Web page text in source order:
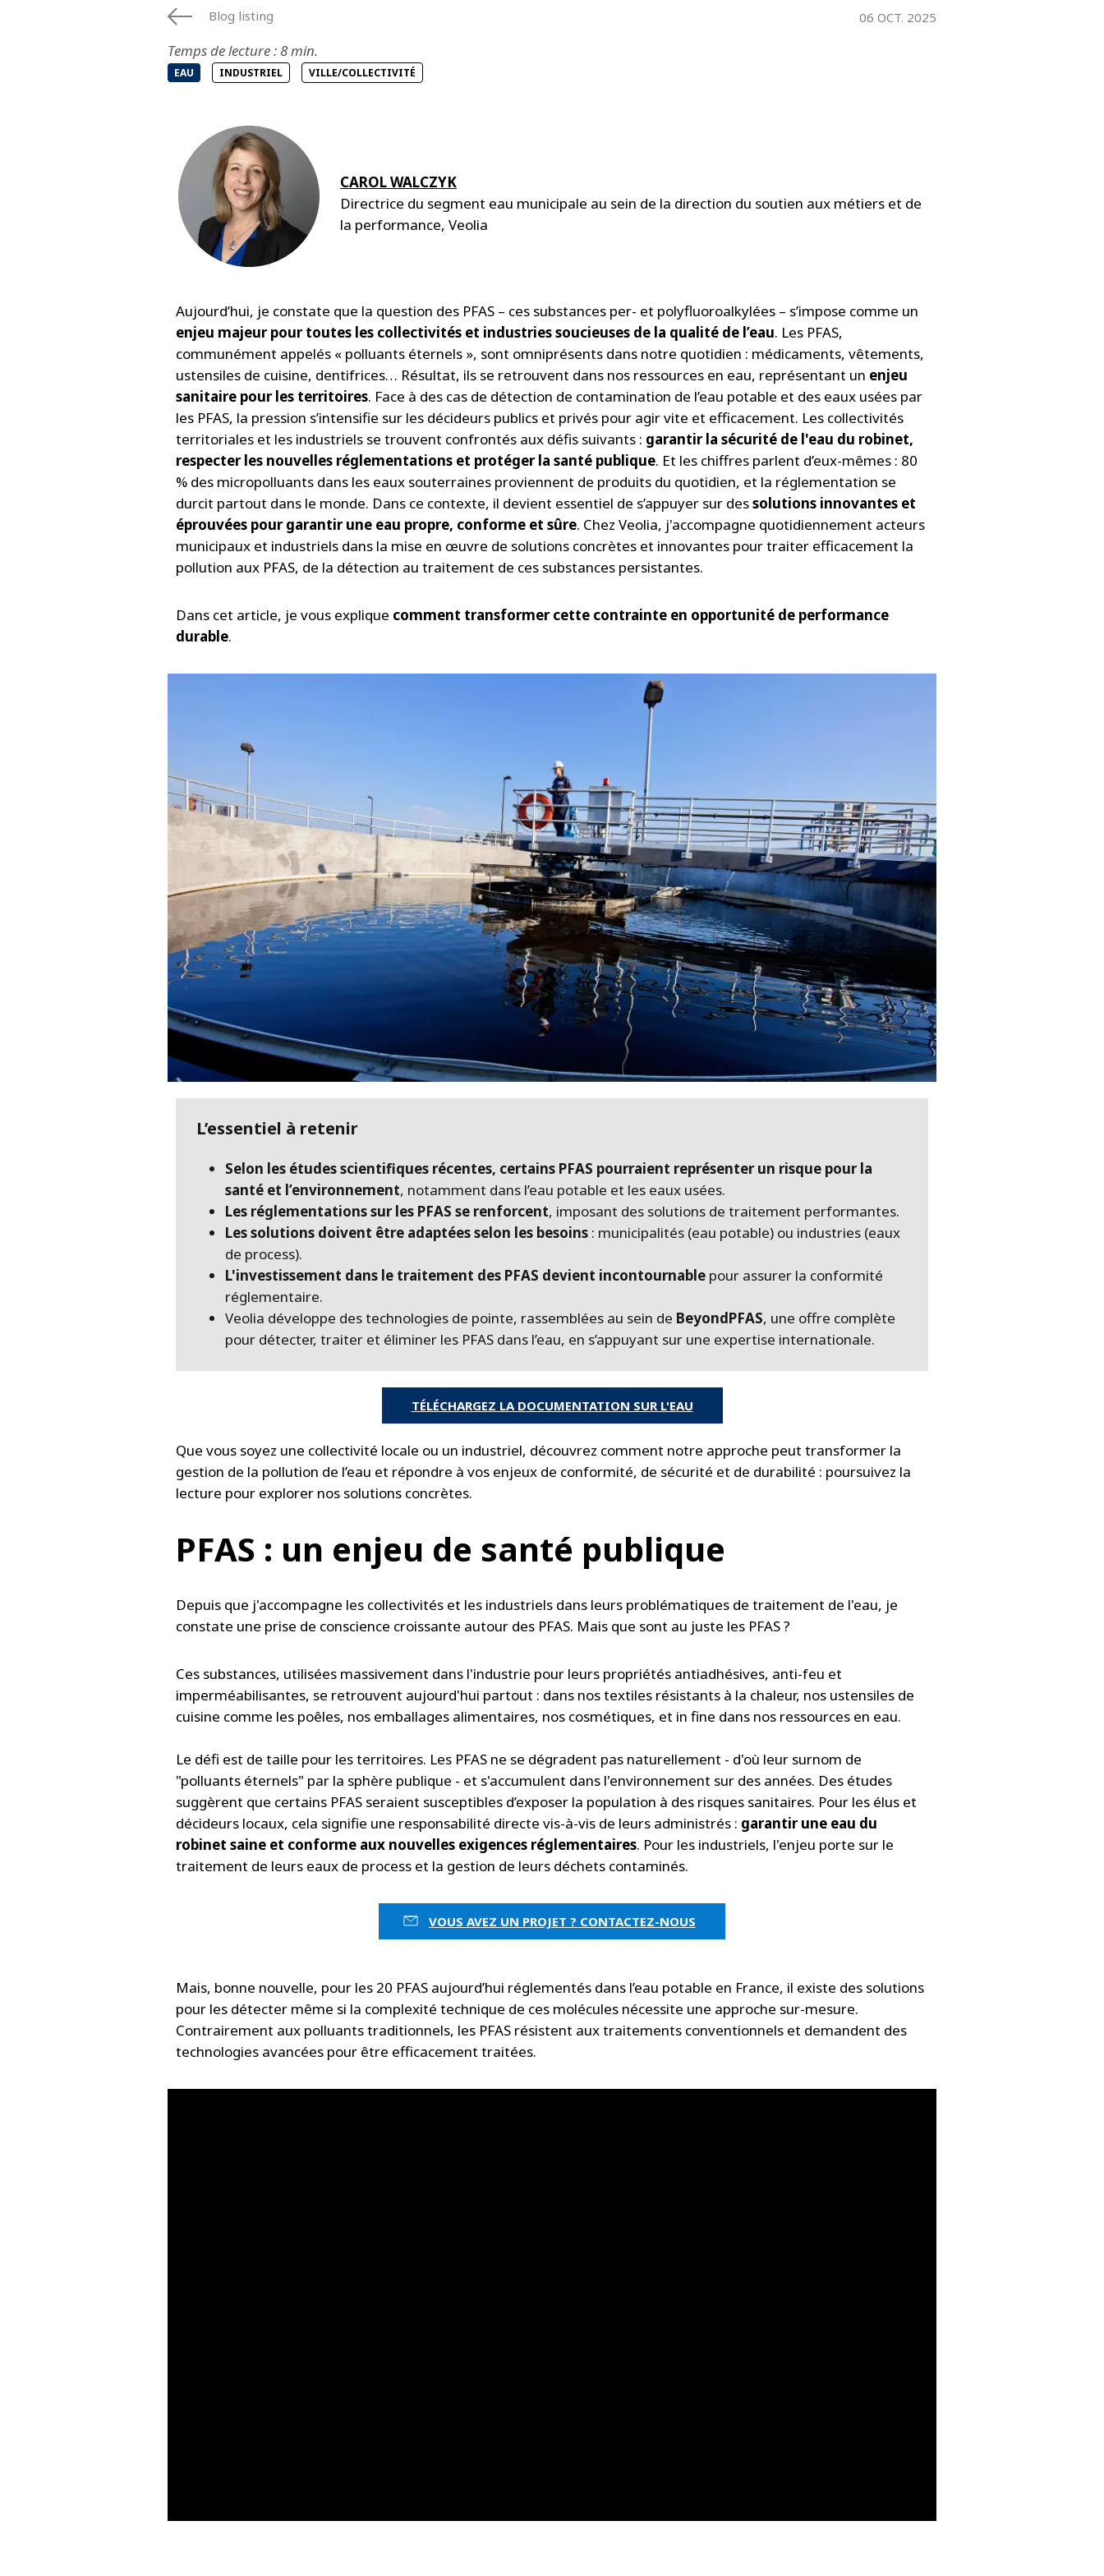
Blog listing 06 OCT. 2025
Temps de lecture : 8 min.
EAU INDUSTRIEL VILLE/COLLECTIVITÉ
CAROL WALCZYK
Directrice du segment eau municipale au sein de la direction du soutien aux métiers et de
la performance, Veolia
Aujourd’hui, je constate que la question des PFAS – ces substances per- et polyfluoroalkylées – s’impose comme un
enjeu majeur pour toutes les collectivités et industries soucieuses de la qualité de l’eau. Les PFAS,
communément appelés « polluants éternels », sont omniprésents dans notre quotidien : médicaments, vêtements,
ustensiles de cuisine, dentifrices… Résultat, ils se retrouvent dans nos ressources en eau, représentant un enjeu
sanitaire pour les territoires. Face à des cas de détection de contamination de l’eau potable et des eaux usées par
les PFAS, la pression s’intensifie sur les décideurs publics et privés pour agir vite et efficacement. Les collectivités
territoriales et les industriels se trouvent confrontés aux défis suivants : garantir la sécurité de l'eau du robinet,
respecter les nouvelles réglementations et protéger la santé publique. Et les chiffres parlent d’eux-mêmes : 80
% des micropolluants dans les eaux souterraines proviennent de produits du quotidien, et la réglementation se
durcit partout dans le monde. Dans ce contexte, il devient essentiel de s’appuyer sur dessolutions innovantes et
éprouvées pour garantir une eau propre, conforme et sûre. Chez Veolia, j'accompagne quotidiennement acteurs
municipaux et industriels dans la mise en œuvre de solutions concrètes et innovantes pour traiter efficacement la
pollution aux PFAS, de la détection au traitement de ces substances persistantes.
Dans cet article, je vous explique comment transformer cette contrainte en opportunité de performance
durable.
L’essentiel à retenir
Selon les études scientifiques récentes, certains PFAS pourraient représenter un risque pour la
santé et l’environnement, notamment dans l’eau potable et les eaux usées.
Les réglementations sur les PFAS se renforcent, imposant des solutions de traitement performantes.
Les solutions doivent être adaptées selon les besoins : municipalités (eau potable) ou industries (eaux
de process).
L'investissement dans le traitement des PFAS devient incontournable pour assurer la conformité
réglementaire.
Veolia développe des technologies de pointe, rassemblées au sein de BeyondPFAS, une offre complète
pour détecter, traiter et éliminer les PFAS dans l’eau, en s’appuyant sur une expertise internationale.
TÉLÉCHARGEZ LA DOCUMENTATION SUR L'EAU
Que vous soyez une collectivité locale ou un industriel, découvrez comment notre approche peut transformer la
gestion de la pollution de l’eau et répondre à vos enjeux de conformité, de sécurité et de durabilité : poursuivez la
lecture pour explorer nos solutions concrètes.
PFAS : un enjeu de santé publique
Depuis que j'accompagne les collectivités et les industriels dans leurs problématiques de traitement de l'eau, je
constate une prise de conscience croissante autour des PFAS. Mais que sont au juste les PFAS ?
Ces substances, utilisées massivement dans l'industrie pour leurs propriétés antiadhésives, anti-feu et
imperméabilisantes, se retrouvent aujourd'hui partout : dans nos textiles résistants à la chaleur, nos ustensiles de
cuisine comme les poêles, nos emballages alimentaires, nos cosmétiques, et in fine dans nos ressources en eau.
Le défi est de taille pour les territoires. Les PFAS ne se dégradent pas naturellement - d'où leur surnom de
"polluants éternels" par la sphère publique - et s'accumulent dans l'environnement sur des années. Des études
suggèrent que certains PFAS seraient susceptibles d’exposer la population à des risques sanitaires. Pour les élus et
décideurs locaux, cela signifie une responsabilité directe vis-à-vis de leurs administrés : garantir une eau du
robinet saine et conforme aux nouvelles exigences réglementaires. Pour les industriels, l'enjeu porte sur le
traitement de leurs eaux de process et la gestion de leurs déchets contaminés.
VOUS AVEZ UN PROJET ? CONTACTEZ-NOUS
Mais, bonne nouvelle, pour les 20 PFAS aujourd’hui réglementés dans l’eau potable en France, il existe des solutions
pour les détecter même si la complexité technique de ces molécules nécessite une approche sur-mesure.
Contrairement aux polluants traditionnels, les PFAS résistent aux traitements conventionnels et demandent des
technologies avancées pour être efficacement traitées.